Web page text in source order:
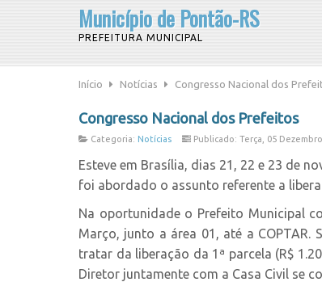
Município de Pontão-RS
PREFEITURA MUNICIPAL
Início Notícias Congresso Nacional dos
Congresso Nacional dos Prefeitos
Categoria: Notícias Publicado: Terça, 05
Esteve em Brasília, dias 21, 22 e 23 de
foi abordado o assunto referente a
Na oportunidade o Prefeito Municipal
Março, junto a área 01, até a
tratar da liberação da 1ª parcela (R$
Diretor juntamente com a Casa Civil se